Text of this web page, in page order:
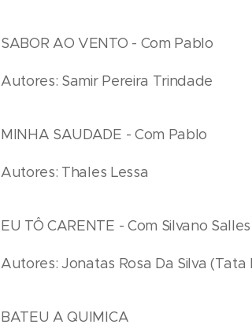
SABOR AO VENTO - Com Pablo
Autores: Samir Pereira Trindade
MINHA SAUDADE - Com Pablo
Autores: Thales Lessa
EU TÔ CARENTE - Com Silvano Salles
Autores: Jonatas Rosa Da Silva (Tata
BATEU A QUIMICA